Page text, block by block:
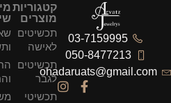
03-7159995
050-8477213
ohadaruats@gmail.com
קטגוריות
מוצרים
תכשיטים
לאישה
תכשיטים
לגבר
תכשיטי